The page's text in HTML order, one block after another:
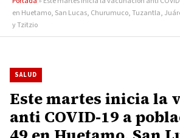
en Huetamo, San Lucas, Churumuco, Tuzantla,
y Tzitzio
SALUD
Este martes inicia la
anti COVID-19 a